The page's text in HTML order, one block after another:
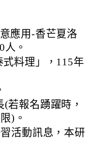
應用-香芒夏洛
。
料理」，115年
若報名踴躍時，
)。
活動訊息，本研